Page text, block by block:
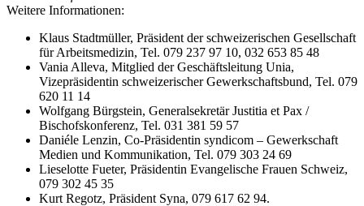
Weitere Informationen:
Klaus Stadtmüller, Präsident der schweizerischen Gesellschaft
für Arbeitsmedizin, Tel. 079 237 97 10, 032 653 85 48
Vania Alleva, Mitglied der Geschäftsleitung Unia,
Vizepräsidentin schweizerischer Gewerkschaftsbund, Tel. 079
620 11 14
Wolfgang Bürgstein, Generalsekretär Justitia et Pax /
Bischofskonferenz, Tel. 031 381 59 57
Daniéle Lenzin, Co-Präsidentin syndicom – Gewerkschaft
Medien und Kommunikation, Tel. 079 303 24 69
Lieselotte Fueter, Präsidentin Evangelische Frauen Schweiz,
079 302 45 35
Kurt Regotz, Präsident Syna, 079 617 62 94.